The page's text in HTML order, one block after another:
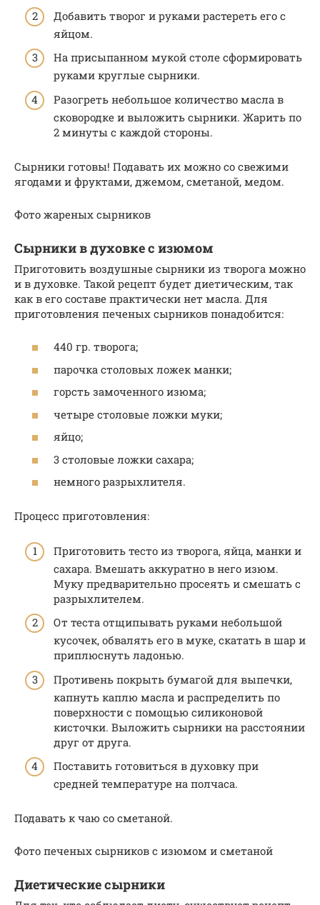
Добавить творог и руками растереть его с
яйцом.
На присыпанном мукой столе сформировать
руками круглые сырники.
Разогреть небольшое количество масла в
сковородке и выложить сырники. Жарить по
2 минуты с каждой стороны.
Сырники готовы! Подавать их можно со свежими
ягодами и фруктами, джемом, сметаной, медом.
Фото жареных сырников
Сырники в духовке с изюмом
Приготовить воздушные сырники из творога можно
и в духовке. Такой рецепт будет диетическим, так
как в его составе практически нет масла. Для
приготовления печеных сырников понадобится:
440 гр. творога;
парочка столовых ложек манки;
горсть замоченного изюма;
четыре столовые ложки муки;
яйцо;
3 столовые ложки сахара;
немного разрыхлителя.
Процесс приготовления:
Приготовить тесто из творога, яйца, манки и
сахара. Вмешать аккуратно в него изюм.
Муку предварительно просеять и смешать с
разрыхлителем.
От теста отщипывать руками небольшой
кусочек, обвалять его в муке, скатать в шар и
приплюснуть ладонью.
Противень покрыть бумагой для выпечки,
капнуть каплю масла и распределить по
поверхности с помощью силиконовой
кисточки. Выложить сырники на расстоянии
друг от друга.
Поставить готовиться в духовку при
средней температуре на полчаса.
Подавать к чаю со сметаной.
Фото печеных сырников с изюмом и сметаной
Диетические сырники